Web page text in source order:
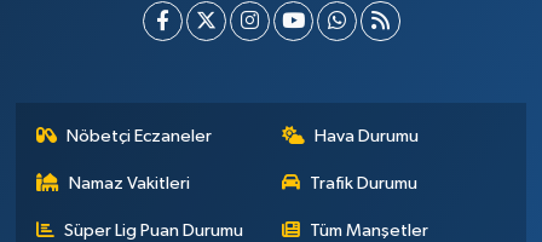
Nöbetçi Eczaneler Hava Durumu
Namaz Vakitleri Trafik Durumu
Süper Lig Puan Durumu Tüm Manşetler